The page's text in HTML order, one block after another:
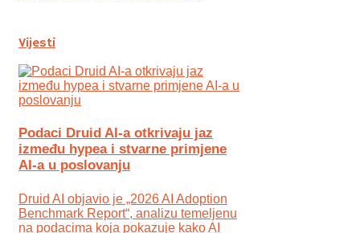
Vijesti
Podaci Druid AI-a otkrivaju jaz
između hypea i stvarne primjene
AI-a u poslovanju
Druid AI objavio je „2026 AI Adoption
Benchmark Report“, analizu temeljenu
na podacima koja pokazuje kako AI